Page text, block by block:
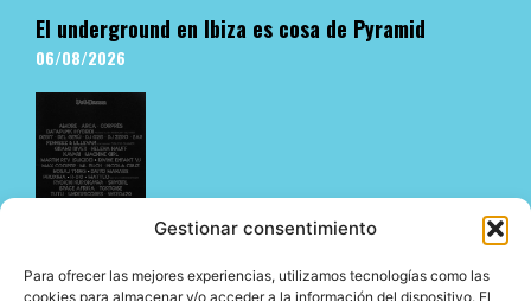
Gestionar consentimiento
Para ofrecer las mejores experiencias, utilizamos tecnologías como las
cookies para almacenar y/o acceder a la información del dispositivo. El
El underground en Ibiza es cosa de Pyramid
06/08/2026